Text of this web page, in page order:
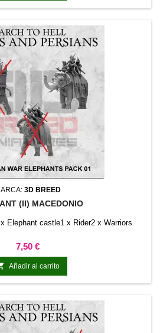
3D BREED
(II) MACEDONIO
Elephant castle1 x Rider2 x Warriors
Precio
7,50 €
Añadir al carrito